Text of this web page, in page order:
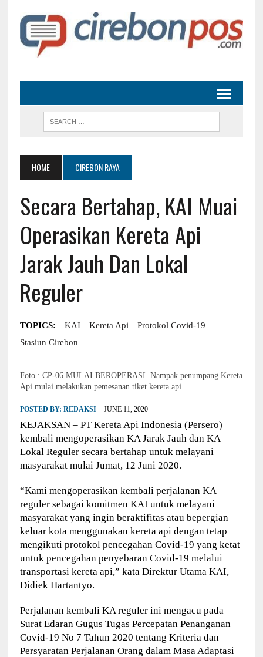
HOME CIREBON RAYA
Secara Bertahap, KAI Muai
Operasikan Kereta Api
Jarak Jauh Dan Lokal
Reguler
TOPICS: KAI Kereta Api
Protokol Covid-19
Stasiun Cirebon
Foto : CP-06 MULAI BEROPERASI. Nampak penumpang Kereta
Api mulai melakukan pemesanan tiket kereta api.
POSTED BY: REDAKSI JUNE 11, 2020
KEJAKSAN – PT Kereta Api Indonesia (Persero)
kembali mengoperasikan KA Jarak Jauh dan KA
Lokal Reguler secara bertahap untuk melayani
masyarakat mulai Jumat, 12 Juni 2020.
“Kami mengoperasikan kembali perjalanan KA
reguler sebagai komitmen KAI untuk melayani
masyarakat yang ingin beraktifitas atau bepergian
keluar kota menggunakan kereta api dengan tetap
mengikuti protokol pencegahan Covid-19 yang ketat
untuk pencegahan penyebaran Covid-19 melalui
transportasi kereta api,” kata Direktur Utama KAI,
Didiek Hartantyo.
Perjalanan kembali KA reguler ini mengacu pada
Surat Edaran Gugus Tugas Percepatan Penanganan
Covid-19 No 7 Tahun 2020 tentang Kriteria dan
Persyaratan Perjalanan Orang dalam Masa Adaptasi